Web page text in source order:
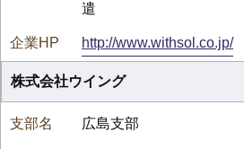
遣
http://www.withsol.co.jp/
株式会社ウイング
広島支部